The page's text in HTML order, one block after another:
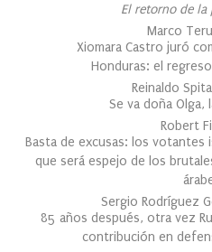
El retorno de la
Marco
Xiomara Castro juró
Honduras: el
Reinaldo
Se va doña Olga,
Robert
Basta de excusas: los votantes
que será espejo de los
Sergio Rodríguez
85 años después, otra vez
contribución en